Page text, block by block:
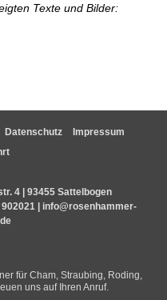
Texte und Bilder:
Datenschutz
Impressum
4 | 93455 Sattelbogen
| info@rosenhammer-
für Cham, Straubing, Roding,
uns auf Ihren Anruf.